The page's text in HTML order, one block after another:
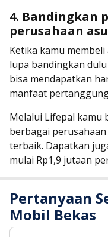
4. Bandingkan
perusahaan
Ketika kamu
lupa bandingkan
bisa mendapatkan
manfaat
Melalui Lifepal kamu
berbagai
terbaik. Dapatkan
mulai Rp1,9 jutaan
Pertanyaan
Mobil Bekas